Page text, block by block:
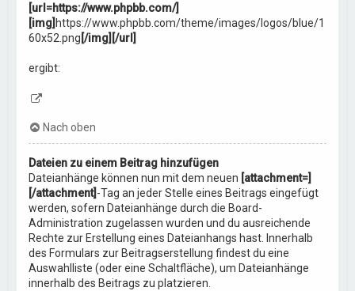
[url=https://www.phpbb.com/]
[img] https://www.phpbb.com/theme/images/logos/blue/1
60x52.png [/img][/url]
ergibt:
Nach oben
Dateien zu einem Beitrag hinzufügen
Dateianhänge können nun mit dem neuen [attachment=]
[/attachment] -Tag an jeder Stelle eines Beitrags eingefügt
werden, sofern Dateianhänge durch die Board-
Administration zugelassen wurden und du ausreichende
Rechte zur Erstellung eines Dateianhangs hast. Innerhalb
des Formulars zur Beitragserstellung findest du eine
Auswahlliste (oder eine Schaltfläche), um Dateianhänge
innerhalb des Beitrags zu platzieren.